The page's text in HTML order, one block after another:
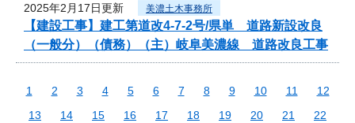
2025年2月17日更新 美濃土木事務所
【建設工事】建工第道改4-7-2号/県単 道路新設改良
（一般分）（債務）（主）岐阜美濃線 道路改良工事
1 2 3 4 5 6 7 8 9 10 11
12
13
14 15 16 17 18 19 20 21
22